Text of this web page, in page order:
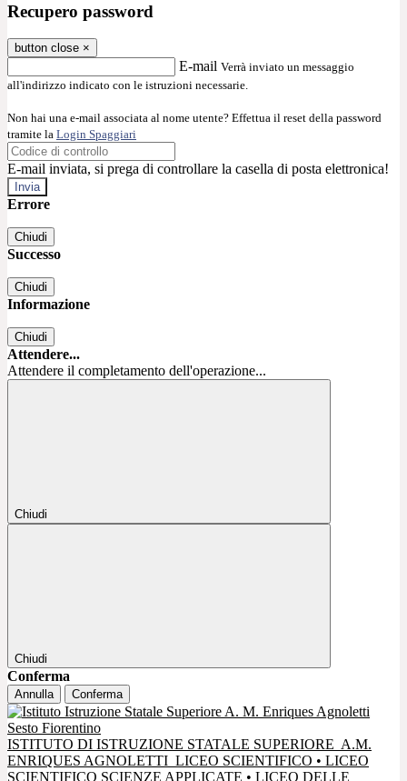
Recupero password
button close ×
E-mail Verrà inviato un messaggio
all'indirizzo indicato con le istruzioni necessarie.
Non hai una e-mail associata al nome utente? Effettua il reset della password
tramite la Login Spaggiari
E-mail inviata, si prega di controllare la casella di posta elettronica!
Errore
Chiudi
Successo
Chiudi
Informazione
Chiudi
Attendere...
Attendere il completamento dell'operazione...
Chiudi
Chiudi
Conferma
Annulla Conferma
ISTITUTO DI ISTRUZIONE STATALE SUPERIORE A.M.
ENRIQUES AGNOLETTI LICEO SCIENTIFICO • LICEO
SCIENTIFICO SCIENZE APPLICATE • LICEO DELLE